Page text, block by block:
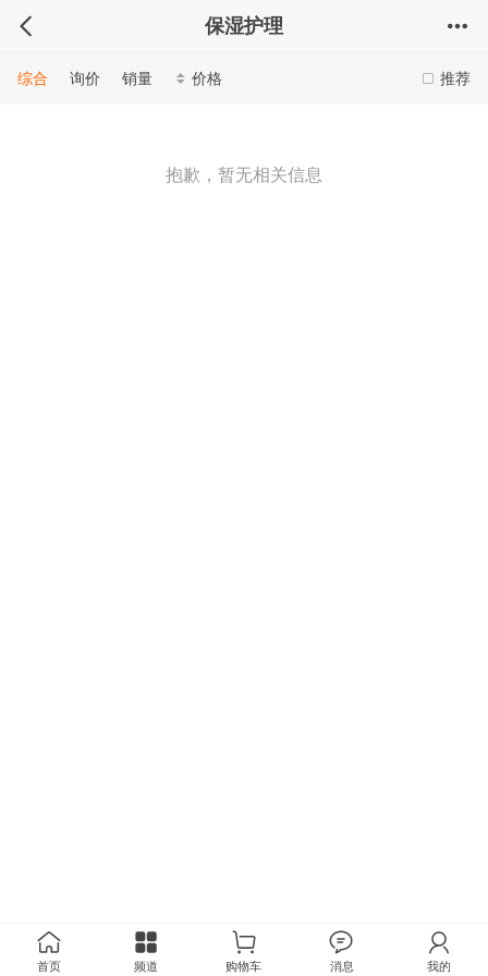
保湿护理
推荐
综合 询价 销量 价格
抱歉，暂无相关信息
首页 频道 购物车 消息 我的